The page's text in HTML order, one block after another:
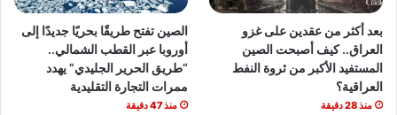
بعد أكثر من عقدين على غزو
العراق.. كيف أصبحت الصين
المستفيد الأكبر من ثروة النفط
العراقية؟
منذ 28 دقيقة
الصين تفتح طريقًا بحريًا جديدًا إلى
أوروبا عبر القطب الشمالي..
“طريق الحرير الجليدي” يهدد
ممرات التجارة التقليدية
منذ 47 دقيقة